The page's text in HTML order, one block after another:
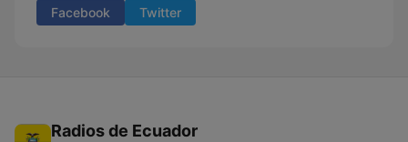
Facebook Twitter
Radios de Ecuador